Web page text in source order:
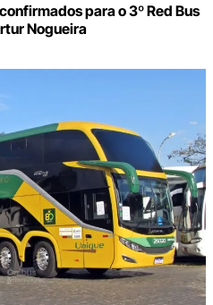
para o 3º Red Bus
Nogueira